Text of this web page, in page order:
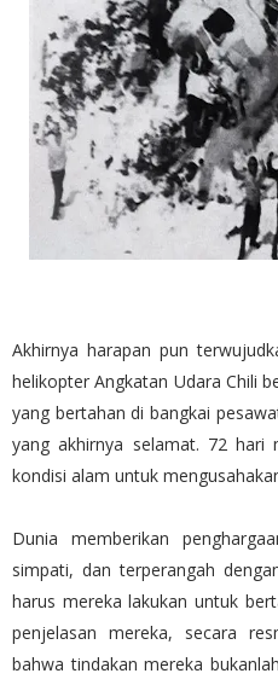
Akhirnya harapan pun
helikopter Angkatan Udara Chili
yang bertahan di bangkai
yang akhirnya selamat. 72 hari
kondisi alam untuk
Dunia memberikan
simpati, dan terperangah
harus mereka lakukan untuk
penjelasan mereka, secara
bahwa tindakan mereka